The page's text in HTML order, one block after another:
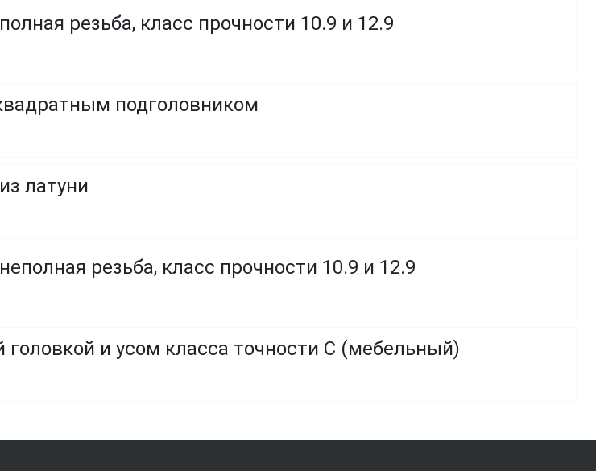
резьба, класс прочности 10.9 и 12.9
подголовником
латуни
резьба, класс прочности 10.9 и 12.9
головкой и усом класса точности C (мебельный)